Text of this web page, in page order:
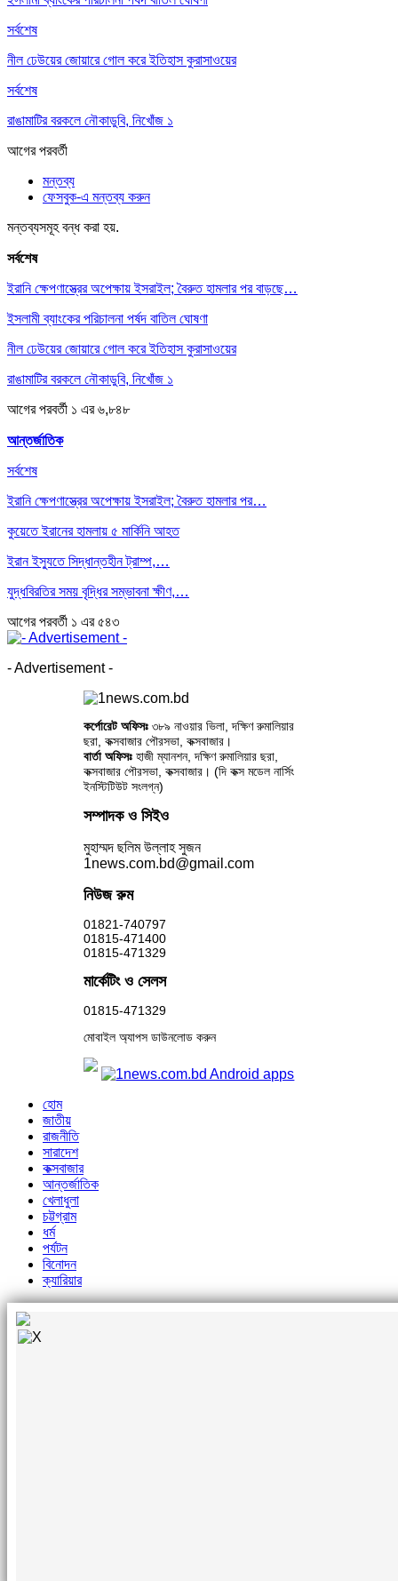
সর্বশেষ
নীল ঢেউয়ের জোয়ারে গোল করে ইতিহাস কুরাসাওয়ের
সর্বশেষ
রাঙামাটির বরকলে নৌকাডুবি, নিখোঁজ ১
আগেরপরবর্তী
মন্তব্য
ফেসবুক-এ মন্তব্য করুন
মন্তব্যসমূহ বন্ধ করা হয়.
সর্বশেষ
ইরানি ক্ষেপণাস্ত্রের অপেক্ষায় ইসরাইল; বৈরুত হামলার পর বাড়ছে…
ইসলামী ব্যাংকের পরিচালনা পর্ষদ বাতিল ঘোষণা
নীল ঢেউয়ের জোয়ারে গোল করে ইতিহাস কুরাসাওয়ের
রাঙামাটির বরকলে নৌকাডুবি, নিখোঁজ ১
আগেরপরবর্তী ১ এর ৬,৮৪৮
আন্তর্জাতিক
সর্বশেষ
ইরানি ক্ষেপণাস্ত্রের অপেক্ষায় ইসরাইল; বৈরুত হামলার পর…
কুয়েতে ইরানের হামলায় ৫ মার্কিনি আহত
ইরান ইস্যুতে সিদ্ধান্তহীন ট্রাম্প,…
যুদ্ধবিরতির সময় বৃদ্ধির সম্ভাবনা ক্ষীণ,…
আগেরপরবর্তী ১ এর ৫৪৩
- Advertisement -
কর্পোরেট অফিসঃ ৩৮৯ নাওয়ার ভিলা, দক্ষিণ রুমালিয়ার
ছরা, কক্সবাজার পৌরসভা, কক্সবাজার।
বার্তা অফিসঃহাজী ম্যানশন, দক্ষিণ রুমালিয়ার ছরা,
কক্সবাজার পৌরসভা, কক্সবাজার। (দি কক্স মডেল নার্সিং
ইনস্টিটিউট সংলগ্ন)
সম্পাদক ও সিইও
মুহাম্মদ ছলিম উল্লাহ সুজন
1news.com.bd@gmail.com
নিউজ রুম
01821-740797
01815-471400
01815-471329
মার্কেটিং ও সেলস
01815-471329
মোবাইল অ্যাপস ডাউনলোড করুন
হোম
জাতীয়
রাজনীতি
সারাদেশ
কক্সবাজার
আন্তর্জাতিক
খেলাধুলা
চট্টগ্রাম
ধর্ম
পর্যটন
বিনোদন
ক্যারিয়ার